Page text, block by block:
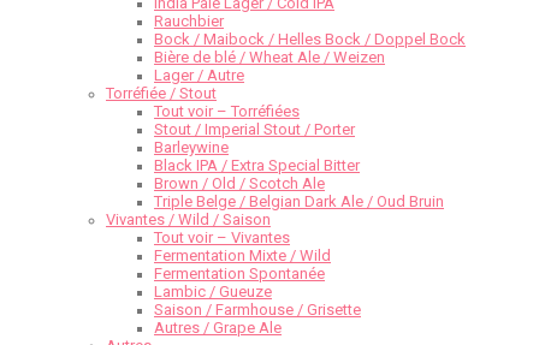
Rauchbier
Bock / Maibock / Helles Bock / Doppel Bock
Bière de blé / Wheat Ale / Weizen
Lager / Autre
Torréfiée / Stout
Tout voir – Torréfiées
Stout / Imperial Stout / Porter
Barleywine
Black IPA / Extra Special Bitter
Brown / Old / Scotch Ale
Triple Belge / Belgian Dark Ale / Oud Bruin
Vivantes / Wild / Saison
Tout voir – Vivantes
Fermentation Mixte / Wild
Fermentation Spontanée
Lambic / Gueuze
Saison / Farmhouse / Grisette
Autres / Grape Ale